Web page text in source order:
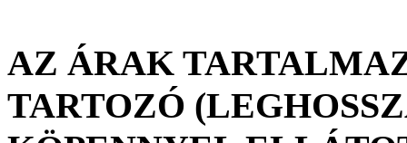
AZ ÁRAK
TARTOZÓ